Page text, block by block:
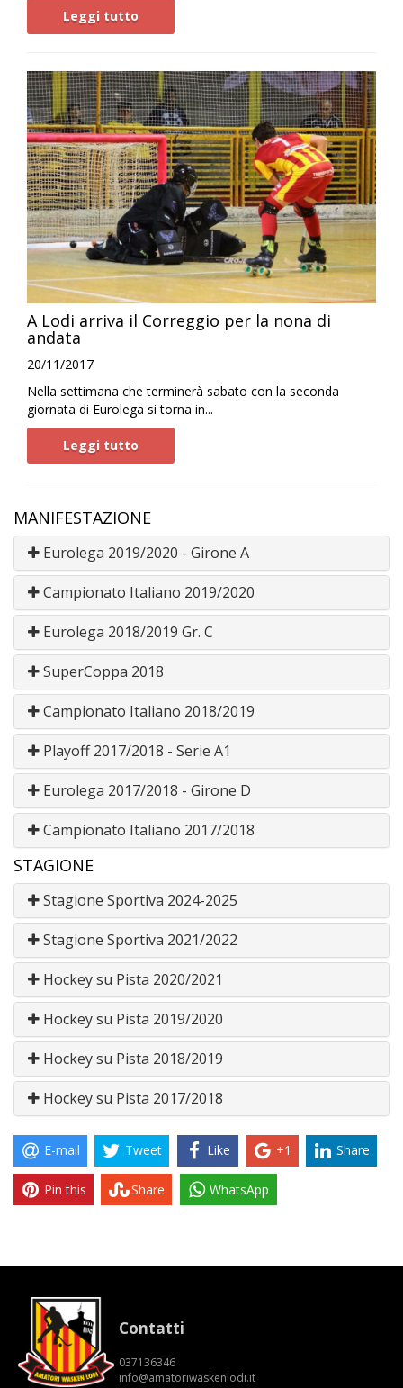
Leggi tutto
A Lodi arriva il Correggio per la nona di
andata
20/11/2017
Nella settimana che terminerà sabato con la seconda
giornata di Eurolega si torna in...
Leggi tutto
MANIFESTAZIONE
Eurolega 2019/2020 - Girone A
Campionato Italiano 2019/2020
Eurolega 2018/2019 Gr. C
SuperCoppa 2018
Campionato Italiano 2018/2019
Playoff 2017/2018 - Serie A1
Eurolega 2017/2018 - Girone D
Campionato Italiano 2017/2018
STAGIONE
Stagione Sportiva 2024-2025
Stagione Sportiva 2021/2022
Hockey su Pista 2020/2021
Hockey su Pista 2019/2020
Hockey su Pista 2018/2019
Hockey su Pista 2017/2018
E-mail Tweet Like +1 Share
Pin this Share WhatsApp
Contatti
037136346
info@amatoriwaskenlodi.it